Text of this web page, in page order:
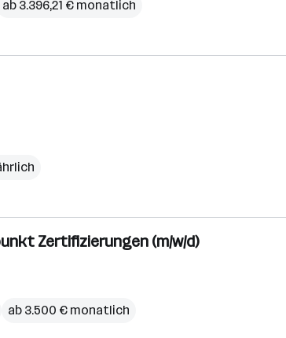
ab 3.396,21 € monatlich
Zertifizierungen (m/w/d)
ab 3.500 € monatlich